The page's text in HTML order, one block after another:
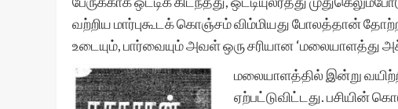
வற்றிய மார்புகூடக் கொஞ்சம் விம்மியது போலத்தான்
உடையும், பார்வையும் அவள் ஒரு சரியான ‘மலையாளத்து
மலையாளத்தில் இன்று
ஏற்பட்டுவிட்டது. பசியின்